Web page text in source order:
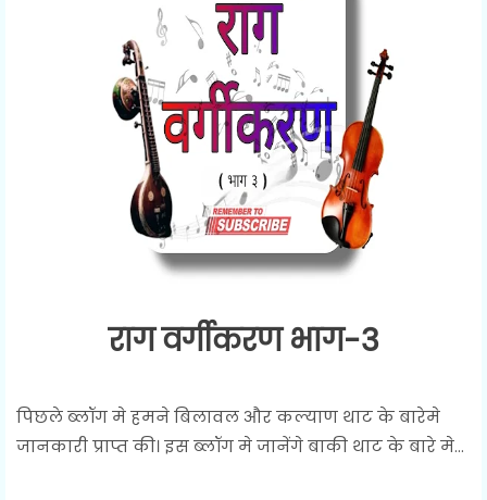
राग वर्गीकरण भाग-3
पिछले ब्लॉग मे हमने बिलावल और कल्याण थाट के बारेमे
जानकारी प्राप्त की। इस ब्लॉग मे जानेंगे बाकी थाट के बारे मे...